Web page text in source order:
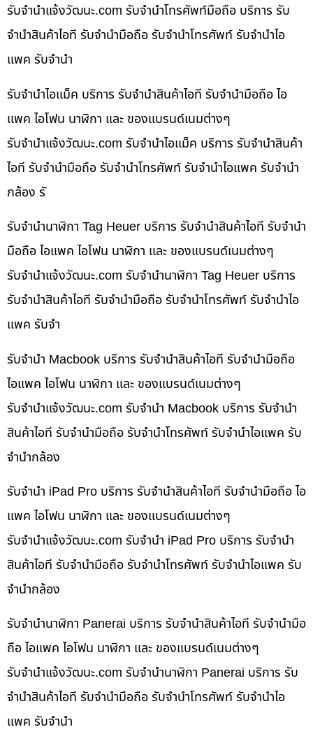
รับจํานําแจ้งวัฒนะ.com รับจำนำโทรศัพท์มือถือ บริการ รับ
จำนำสินค้าไอที รับจำนำมือถือ รับจำนำโทรศัพท์ รับจำนำไอ
แพค รับจำนำ
รับจำนำไอแม็ค บริการ รับจำนำสินค้าไอที รับจำนำมือถือ ไอ
แพค ไอโฟน นาฬิกา และ ของแบรนด์เนมต่างๆ
รับจํานําแจ้งวัฒนะ.com รับจำนำไอแม็ค บริการ รับจำนำสินค้า
ไอที รับจำนำมือถือ รับจำนำโทรศัพท์ รับจำนำไอแพค รับจำนำ
กล้อง รั
รับจำนำนาฬิกา Tag Heuer บริการ รับจำนำสินค้าไอที รับจำนำ
มือถือ ไอแพค ไอโฟน นาฬิกา และ ของแบรนด์เนมต่างๆ
รับจํานําแจ้งวัฒนะ.com รับจำนำนาฬิกา Tag Heuer บริการ
รับจำนำสินค้าไอที รับจำนำมือถือ รับจำนำโทรศัพท์ รับจำนำไอ
แพค รับจำ
รับจำนำ Macbook บริการ รับจำนำสินค้าไอที รับจำนำมือถือ
ไอแพค ไอโฟน นาฬิกา และ ของแบรนด์เนมต่างๆ
รับจํานําแจ้งวัฒนะ.com รับจำนำ Macbook บริการ รับจำนำ
สินค้าไอที รับจำนำมือถือ รับจำนำโทรศัพท์ รับจำนำไอแพค รับ
จำนำกล้อง
รับจำนำ iPad Pro บริการ รับจำนำสินค้าไอที รับจำนำมือถือ ไอ
แพค ไอโฟน นาฬิกา และ ของแบรนด์เนมต่างๆ
รับจํานําแจ้งวัฒนะ.com รับจำนำ iPad Pro บริการ รับจำนำ
สินค้าไอที รับจำนำมือถือ รับจำนำโทรศัพท์ รับจำนำไอแพค รับ
จำนำกล้อง
รับจำนำนาฬิกา Panerai บริการ รับจำนำสินค้าไอที รับจำนำมือ
ถือ ไอแพค ไอโฟน นาฬิกา และ ของแบรนด์เนมต่างๆ
รับจํานําแจ้งวัฒนะ.com รับจำนำนาฬิกา Panerai บริการ รับ
จำนำสินค้าไอที รับจำนำมือถือ รับจำนำโทรศัพท์ รับจำนำไอ
แพค รับจำนำ